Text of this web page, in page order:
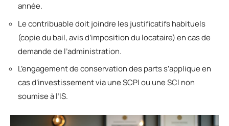
année.
Le contribuable doit joindre les justificatifs habituels
(copie du bail, avis d’imposition du locataire) en cas de
demande de l’administration.
L’engagement de conservation des parts s’applique en
cas d’investissement via une SCPI ou une SCI non
soumise à l’IS.